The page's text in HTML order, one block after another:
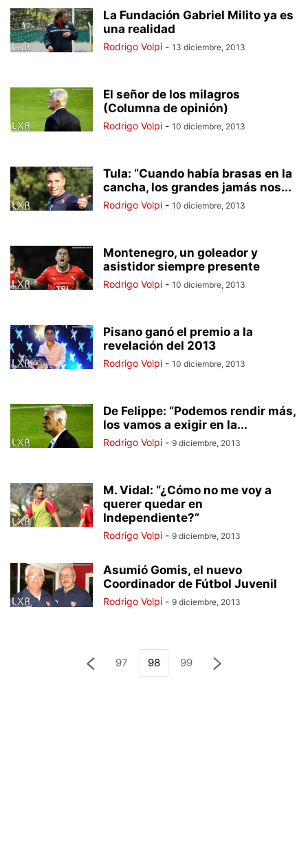
La Fundación Gabriel Milito ya es
una realidad
Rodrigo Volpi - 13 diciembre, 2013
El señor de los milagros
(Columna de opinión)
Rodrigo Volpi - 10 diciembre, 2013
Tula: “Cuando había brasas en la
cancha, los grandes jamás nos...
Rodrigo Volpi - 10 diciembre, 2013
Montenegro, un goleador y
asistidor siempre presente
Rodrigo Volpi - 10 diciembre, 2013
Pisano ganó el premio a la
revelación del 2013
Rodrigo Volpi - 10 diciembre, 2013
De Felippe: “Podemos rendir más,
los vamos a exigir en la...
Rodrigo Volpi - 9 diciembre, 2013
M. Vidal: “¿Cómo no me voy a
querer quedar en
Independiente?”
Rodrigo Volpi - 9 diciembre, 2013
Asumió Gomis, el nuevo
Coordinador de Fútbol Juvenil
Rodrigo Volpi - 9 diciembre, 2013
97 98 99